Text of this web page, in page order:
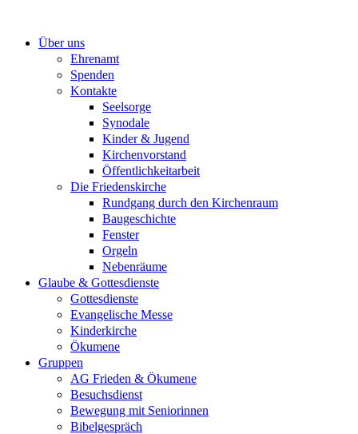
springenÜber uns
Ehrenamt
Spenden
Kontakte
Seelsorge
Synodale
Kinder & Jugend
Kirchenvorstand
Öffentlichkeitarbeit
Die Friedenskirche
Rundgang durch den Kirchenraum
Baugeschichte
Fenster
Orgeln
Nebenräume
Glaube & Gottesdienste
Gottesdienste
Evangelische Messe
Kinderkirche
Ökumene
Gruppen
AG Frieden & Ökumene
Besuchsdienst
Bewegung mit Seniorinnen
Bibelgespräch